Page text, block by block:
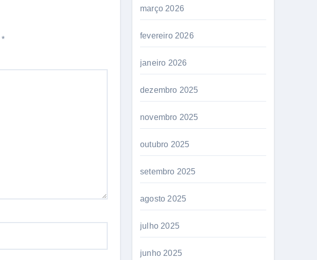
*
março 2026
fevereiro 2026
janeiro 2026
dezembro 2025
novembro 2025
outubro 2025
setembro 2025
agosto 2025
julho 2025
junho 2025